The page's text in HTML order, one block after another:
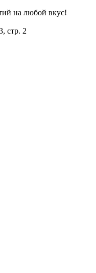
на любой вкус!
стр. 2